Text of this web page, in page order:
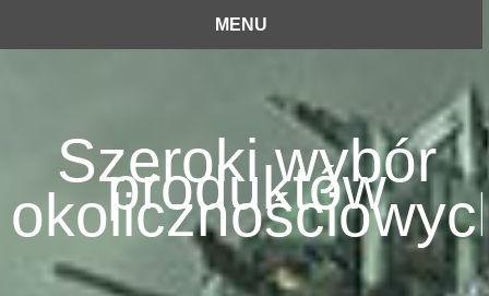
MENU
Szeroki wybór
produktów